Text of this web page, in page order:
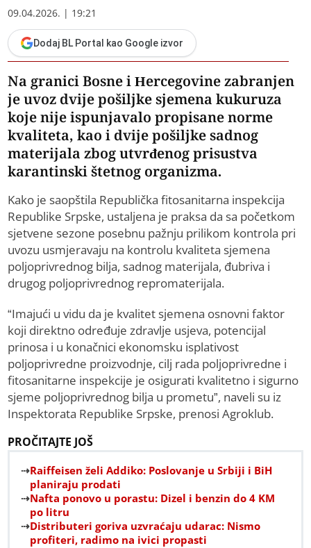
09.04.2026. | 19:21
Dodaj BL Portal kao Google izvor
Na granici Bosne i Hercegovine zabranjen
je uvoz dvije pošiljke sjemena kukuruza
koje nije ispunjavalo propisane norme
kvaliteta, kao i dvije pošiljke sadnog
materijala zbog utvrđenog prisustva
karantinski štetnog organizma.
Kako je saopštila Republička fitosanitarna inspekcija
Republike Srpske, ustaljena je praksa da sa početkom
sjetvene sezone posebnu pažnju prilikom kontrola pri
uvozu usmjeravaju na kontrolu kvaliteta sjemena
poljoprivrednog bilja, sadnog materijala, đubriva i
drugog poljoprivrednog repromaterijala.
“Imajući u vidu da je kvalitet sjemena osnovni faktor
koji direktno određuje zdravlje usjeva, potencijal
prinosa i u konačnici ekonomsku isplativost
poljoprivredne proizvodnje, cilj rada poljoprivredne i
fitosanitarne inspekcije je osigurati kvalitetno i sigurno
sjeme poljoprivrednog bilja u prometu”, naveli su iz
Inspektorata Republike Srpske, prenosi Agroklub.
PROČITAJTE JOŠ
Raiffeisen želi Addiko: Poslovanje u Srbiji i BiH
planiraju prodati
Nafta ponovo u porastu: Dizel i benzin do 4 KM
po litru
Distributeri goriva uzvraćaju udarac: Nismo
profiteri, radimo na ivici propasti